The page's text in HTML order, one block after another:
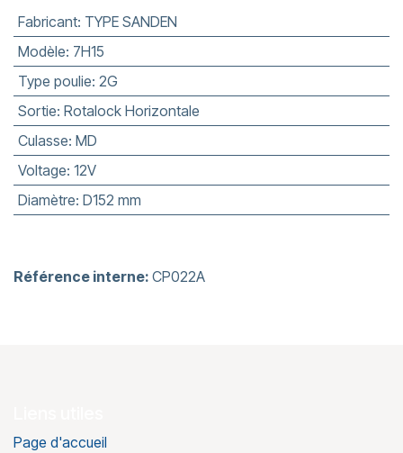
Fabricant: TYPE SANDEN
Modèle: 7H15
Type poulie: 2G
Sortie: Rotalock Horizontale
Culasse: MD
Voltage: 12V
Diamètre: D152 mm
Référence interne: CP022A
Page d'accueil